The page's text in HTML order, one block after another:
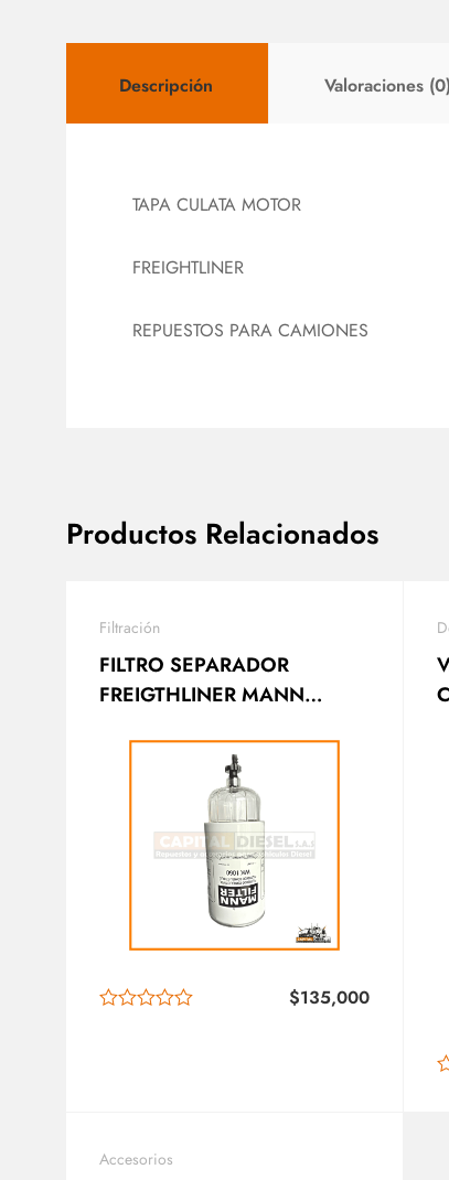
Descripción Valoraciones (0)
TAPA CULATA MOTOR
FREIGHTLINER
REPUESTOS PARA CAMIONES
Productos Relacionados
Filtración
FILTRO SEPARADOR
FREIGTHLINER MANN
$135,000
Accesorios